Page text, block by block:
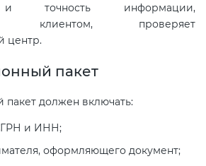
и точность информации,
клиентом, проверяет
центр.
пакет
должен включать:
и ИНН;
оформляющего документ;